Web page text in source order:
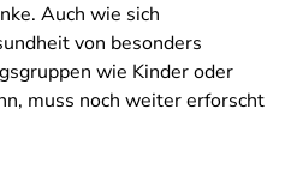
Auch wie sich
von besonders
wie Kinder oder
muss noch weiter erforscht